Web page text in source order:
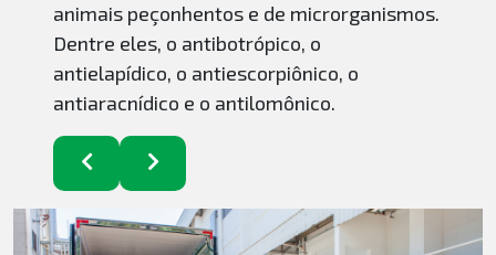
animais peçonhentos e de microrganismos.
Dentre eles, o antibotrópico, o
antielapídico, o antiescorpiônico, o
antiaracnídico e o antilomônico.